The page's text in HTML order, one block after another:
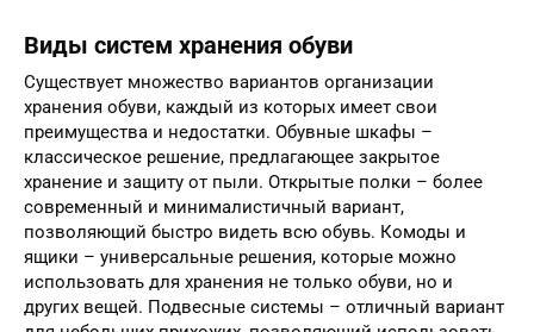
Виды систем хранения обуви
Существует множество вариантов организации
хранения обуви, каждый из которых имеет свои
преимущества и недостатки. Обувные шкафы –
классическое решение, предлагающее закрытое
хранение и защиту от пыли. Открытые полки – более
современный и минималистичный вариант,
позволяющий быстро видеть всю обувь. Комоды и
ящики – универсальные решения, которые можно
использовать для хранения не только обуви, но и
других вещей. Подвесные системы – отличный вариант